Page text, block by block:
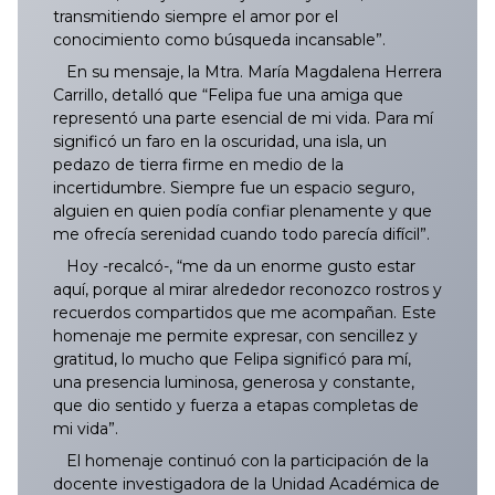
035/2025
037/2025
038/2025
039/2025
040/2025
041/2025
042/2025
043/2025
044/2025
134/2025
136/2025
137/2025
138/2025
139/2025
140/2025
141/2025
142/2025
143/2025
233/2025
235/2025
236/2025
237/2025
238/2025
239/2025
240/2025
241/2025
242/2025
332/2025
334/2025
335/2025
336/2025
337/2025
338/2025
339/2025
340/2025
341/2025
431/2025
433/2025
434/2025
435/2025
436/2025
437/2025
438/2025
439/2025
440/2025
529/2025
531/2025
532/2025
533/2025
534/2025
535/2025
536/2025
537/2025
538/2025
629/2025
631/2025
632/2025
633/2025
634/2025
635/2025
636/2025
637/2025
638/2025
728/2025
730/2025
731/2025
732/2025
733/2025
734/2025
735/2025
736/2025
737/2025
827/2025
829/2025
830/2025
831/2025
832/2025
833/2025
834/2025
835/2025
836/2025
034/2026
036/2026
037/2026
038/2026
039/2026
040/2026
041/2026
042/2026
043/2026
133/2026
135/2026
136/2026
137/2026
138/2026
139/2026
140/2026
141/2026
142/2026
232/2026
234/2026
235/2026
236/2026
237/2026
238/2026
239/2026
240/2026
241/2026
331/2026
333/2026
334/2026
335/2026
336/2026
337/2026
338/2026
339/2026
340/2026
430/2026
432/2026
433/2026
434/2026
435/2026
436/2026
437/2026
438/2026
439/2026
529/2026
531/2026
532/2026
533/2026
534/2026
535/2026
536/2026
538/2026
539/2026
628/2026
630/2026
631/2026
633/2026
632/2026
634/2026
635/2026
636/2026
637/2026
transmitiendo siempre el amor por el
conocimiento como búsqueda incansable”.
En su mensaje, la Mtra. María Magdalena Herrera
Carrillo, detalló que “Felipa fue una amiga que
representó una parte esencial de mi vida. Para mí
significó un faro en la oscuridad, una isla, un
pedazo de tierra firme en medio de la
incertidumbre. Siempre fue un espacio seguro,
alguien en quien podía confiar plenamente y que
me ofrecía serenidad cuando todo parecía difícil”.
Hoy -recalcó-, “me da un enorme gusto estar
aquí, porque al mirar alrededor reconozco rostros y
recuerdos compartidos que me acompañan. Este
homenaje me permite expresar, con sencillez y
gratitud, lo mucho que Felipa significó para mí,
una presencia luminosa, generosa y constante,
que dio sentido y fuerza a etapas completas de
mi vida”.
El homenaje continuó con la participación de la
docente investigadora de la Unidad Académica de